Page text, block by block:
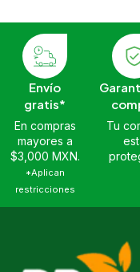
Envío
gratis*
En compras
mayores a
$3,000 MXN.
*Aplican
restricciones
Tu